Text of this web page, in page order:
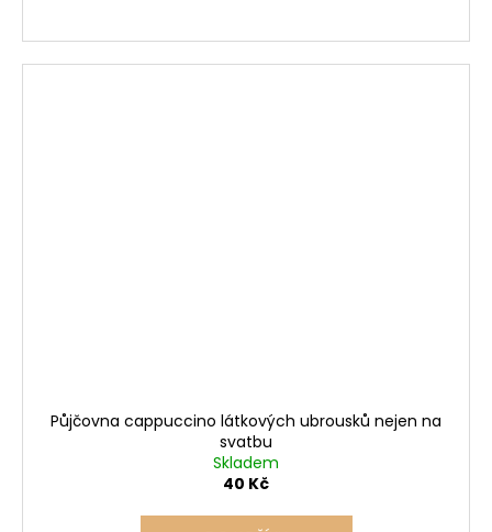
Půjčovna cappuccino látkových ubrousků nejen na
svatbu
Skladem
40 Kč